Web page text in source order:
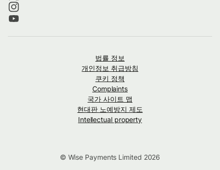
법률 정보
개인정보 취급방침
쿠키 정책
Complaints
국가 사이트 맵
현대판 노예방지 제도
Intellectual property
© Wise Payments Limited 2026